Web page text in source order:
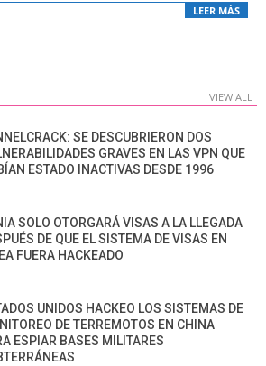
LEER MÁS
VIEW ALL
SE DESCUBRIERON DOS
GRAVES EN LAS VPN QUE
ESTADO INACTIVAS DESDE 1996
SOLO OTORGARÁ VISAS A LA LLEGADA
DE QUE EL SISTEMA DE VISAS EN
FUERA HACKEADO
UNIDOS HACKEO LOS SISTEMAS DE
DE TERREMOTOS EN CHINA
ESPIAR BASES MILITARES